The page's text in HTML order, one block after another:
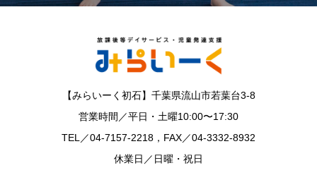
【みらいーく初石】千葉県流山市若葉台3-8
営業時間／平日・土曜10:00〜17:30
TEL／04-7157-2218，FAX／04-3332-8932
休業日／日曜・祝日